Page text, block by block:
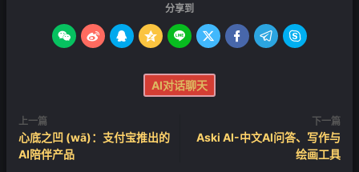
分享到
        
AI对话聊天
上一篇
心底之凹 (wā)：支付宝推出的
AI陪伴产品
下一篇
Aski AI-中文AI问答、写作与
绘画工具